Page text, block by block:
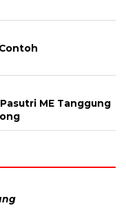
ME Tanggung